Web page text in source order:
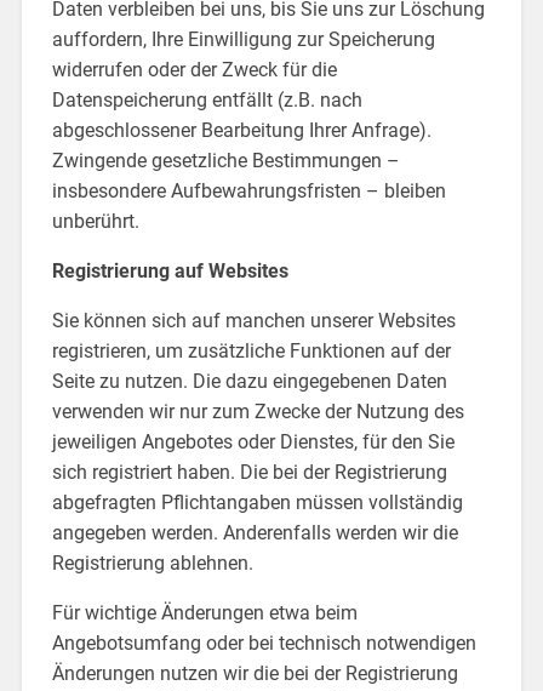
Daten verbleiben bei uns, bis Sie uns zur Löschung
auffordern, Ihre Einwilligung zur Speicherung
widerrufen oder der Zweck für die
Datenspeicherung entfällt (z.B. nach
abgeschlossener Bearbeitung Ihrer Anfrage).
Zwingende gesetzliche Bestimmungen –
insbesondere Aufbewahrungsfristen – bleiben
unberührt.
Registrierung auf Websites
Sie können sich auf manchen unserer Websites
registrieren, um zusätzliche Funktionen auf der
Seite zu nutzen. Die dazu eingegebenen Daten
verwenden wir nur zum Zwecke der Nutzung des
jeweiligen Angebotes oder Dienstes, für den Sie
sich registriert haben. Die bei der Registrierung
abgefragten Pflichtangaben müssen vollständig
angegeben werden. Anderenfalls werden wir die
Registrierung ablehnen.
Für wichtige Änderungen etwa beim
Angebotsumfang oder bei technisch notwendigen
Änderungen nutzen wir die bei der Registrierung